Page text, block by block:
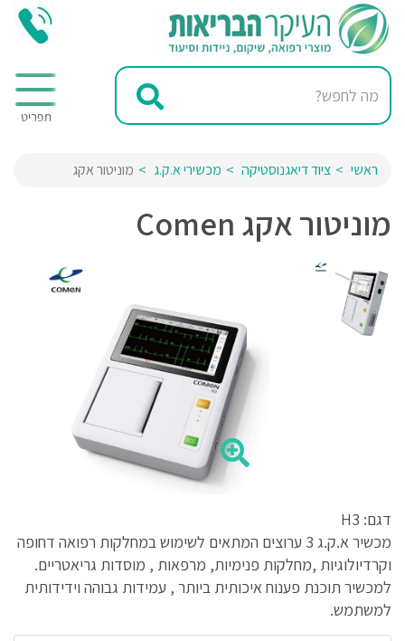
ראשי ציוד דיאגנוסטיקה מכשירי א.ק.ג מוניטור אקג
מוניטור אקג Comen
דגם: H3
מכשיר א.ק.ג 3 ערוצים המתאים לשימוש במחלקות רפואה דחופה
וקרדיולוגיות ,מחלקות פנימיות, מרפאות , מוסדות גריאטריים.
למכשיר תוכנת פענוח איכותית ביותר , עמידות גבוהה וידידותית
למשתמש.